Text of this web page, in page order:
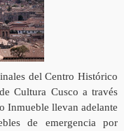
del Centro Histórico
Cultura Cusco a través
Inmueble llevan adelante
de emergencia por